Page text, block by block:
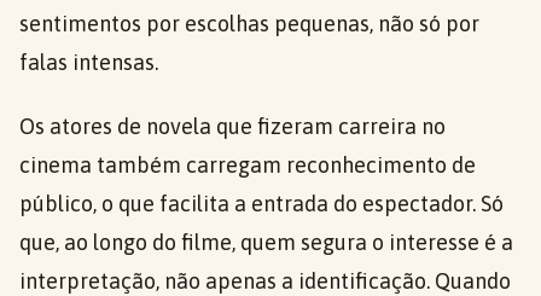
sentimentos por escolhas pequenas, não só por
falas intensas.
Os atores de novela que fizeram carreira no
cinema também carregam reconhecimento de
público, o que facilita a entrada do espectador. Só
que, ao longo do filme, quem segura o interesse é a
interpretação, não apenas a identificação. Quando